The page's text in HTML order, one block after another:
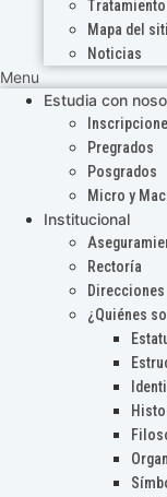
Mapa del
Noticias
Menu
Estudia con
Pregrados
Posgrados
Micro y
Institucional
Rectoría
Direcciones
¿Quiénes